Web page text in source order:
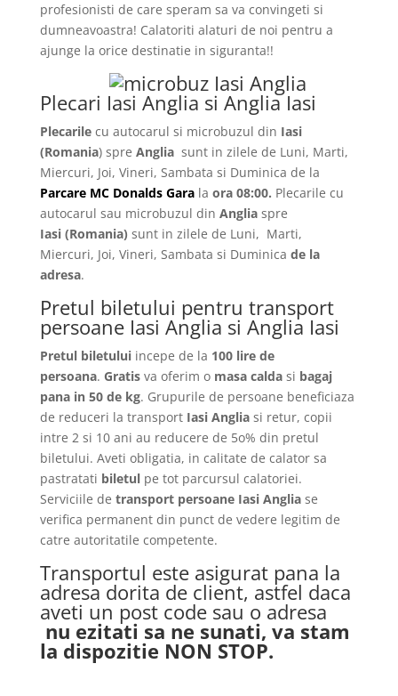
profesionisti de care speram sa va convingeti si
dumneavoastra! Calatoriti alaturi de noi pentru a
ajunge la orice destinatie in siguranta!!
Plecari Iasi Anglia si Anglia Iasi
Plecarilecu autocarul si microbuzul din Iasi
(Romania) spre Anglia sunt in zilele de Luni, Marti,
Miercuri, Joi, Vineri, Sambata si Duminica de la
Parcare MC Donalds Gara la ora 08:00. Plecarile cu
autocarul sau microbuzul din Angliaspre
Iasi (Romania) sunt in zilele de Luni, Marti,
Miercuri, Joi, Vineri, Sambata si Duminica de la
adresa.
Pretul biletului pentru transport
persoane Iasi Anglia si Anglia Iasi
Pretul biletuluiincepe de la 100 lire de
persoana. Gratisva oferim o masa caldasi bagaj
pana in 50 de kg. Grupurile de persoane beneficiaza
de reduceri la transport Iasi Angliasi retur, copii
intre 2 si 10 ani au reducere de 5o% din pretul
biletului. Aveti obligatia, in calitate de calator sa
pastratati biletulpe tot parcursul calatoriei.
Serviciile de transport persoane Iasi Anglia se
verifica permanent din punct de vedere legitim de
catre autoritatile competente.
Transportul este asigurat pana la
adresa dorita de client, astfel daca
aveti un post code sau o adresa
nu ezitati sa ne sunati, va stam
la dispozitie NON STOP.